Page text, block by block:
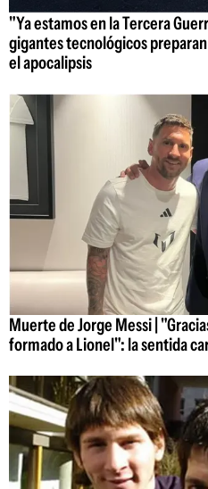
"Ya estamos en la Tercera
gigantes tecnológicos
el apocalipsis
Muerte de Jorge Messi |
formado a Lionel": la sentida